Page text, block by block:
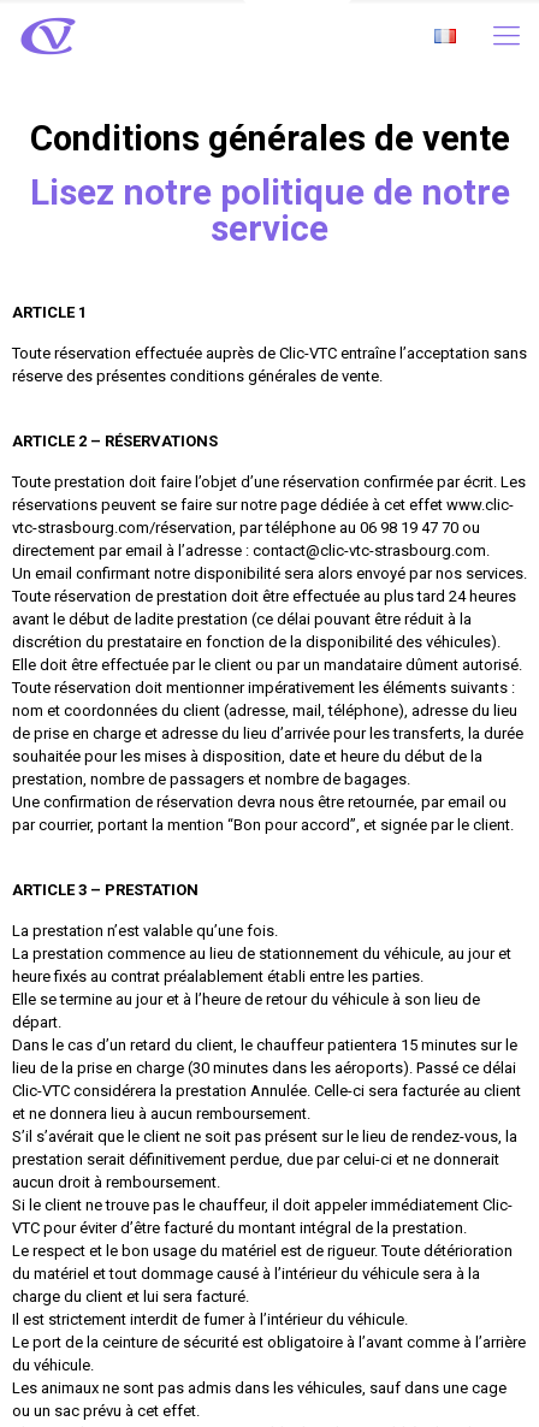
Conditions générales de vente
Lisez notre politique de notre
service
ARTICLE 1
Toute réservation effectuée auprès de Clic-VTC entraîne l’acceptation sans
réserve des présentes conditions générales de vente.
ARTICLE 2 – RÉSERVATIONS
Toute prestation doit faire l’objet d’une réservation confirmée par écrit. Les
réservations peuvent se faire sur notre page dédiée à cet effet www.clic-
vtc-strasbourg.com/réservation, par téléphone au 06 98 19 47 70 ou
directement par email à l’adresse : contact@clic-vtc-strasbourg.com.
Un email confirmant notre disponibilité sera alors envoyé par nos services.
Toute réservation de prestation doit être effectuée au plus tard 24 heures
avant le début de ladite prestation (ce délai pouvant être réduit à la
discrétion du prestataire en fonction de la disponibilité des véhicules).
Elle doit être effectuée par le client ou par un mandataire dûment autorisé.
Toute réservation doit mentionner impérativement les éléments suivants :
nom et coordonnées du client (adresse, mail, téléphone), adresse du lieu
de prise en charge et adresse du lieu d’arrivée pour les transferts, la durée
souhaitée pour les mises à disposition, date et heure du début de la
prestation, nombre de passagers et nombre de bagages.
Une confirmation de réservation devra nous être retournée, par email ou
par courrier, portant la mention “Bon pour accord”, et signée par le client.
ARTICLE 3 – PRESTATION
La prestation n’est valable qu’une fois.
La prestation commence au lieu de stationnement du véhicule, au jour et
heure fixés au contrat préalablement établi entre les parties.
Elle se termine au jour et à l’heure de retour du véhicule à son lieu de
départ.
Dans le cas d’un retard du client, le chauffeur patientera 15 minutes sur le
lieu de la prise en charge (30 minutes dans les aéroports). Passé ce délai
Clic-VTC considérera la prestation Annulée. Celle-ci sera facturée au client
et ne donnera lieu à aucun remboursement.
S’il s’avérait que le client ne soit pas présent sur le lieu de rendez-vous, la
prestation serait définitivement perdue, due par celui-ci et ne donnerait
aucun droit à remboursement.
Si le client ne trouve pas le chauffeur, il doit appeler immédiatement Clic-
VTC pour éviter d’être facturé du montant intégral de la prestation.
Le respect et le bon usage du matériel est de rigueur. Toute détérioration
du matériel et tout dommage causé à l’intérieur du véhicule sera à la
charge du client et lui sera facturé.
Il est strictement interdit de fumer à l’intérieur du véhicule.
Le port de la ceinture de sécurité est obligatoire à l’avant comme à l’arrière
du véhicule.
Les animaux ne sont pas admis dans les véhicules, sauf dans une cage
ou un sac prévu à cet effet.